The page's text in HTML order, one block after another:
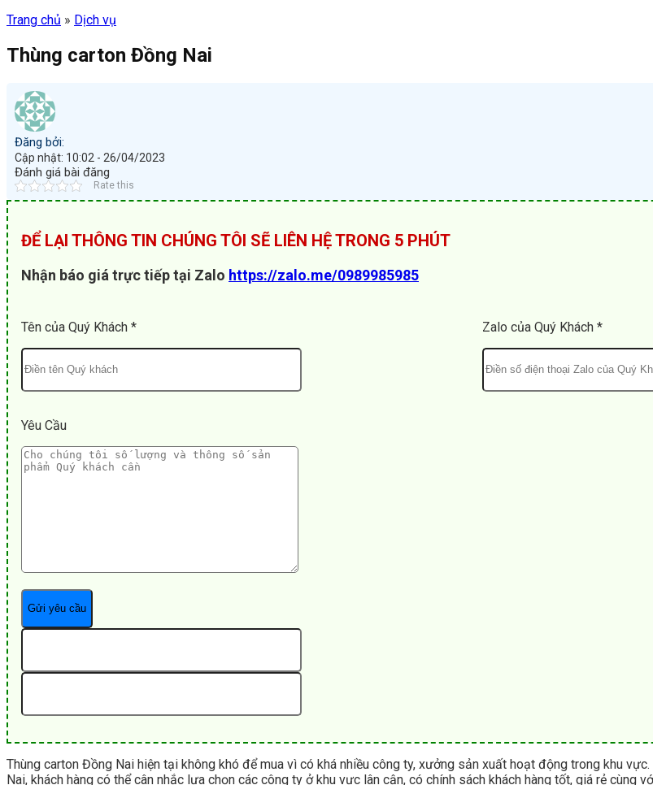
Trang chủ » Dịch vụ
Thùng carton Đồng Nai
Đăng bởi:
Cập nhật: 10:02 - 26/04/2023
Đánh giá bài đăng
Rate this
ĐỂ LẠI THÔNG TIN CHÚNG TÔI SẼ LIÊN HỆ TRONG 5 PHÚT
Nhận báo giá trực tiếp tại Zalo https://zalo.me/0989985985
Tên của Quý Khách * Zalo của Quý Khách *
Yêu Cầu
Thùng carton Đồng Nai hiện tại không khó để mua vì có khá nhiều công ty, xưởng sản xuất hoạt động trong khu
Nai, khách hàng có thể cân nhắc lựa chọn các công ty ở khu vực lân cận, có chính sách khách hàng tốt, giá rẻ cùng